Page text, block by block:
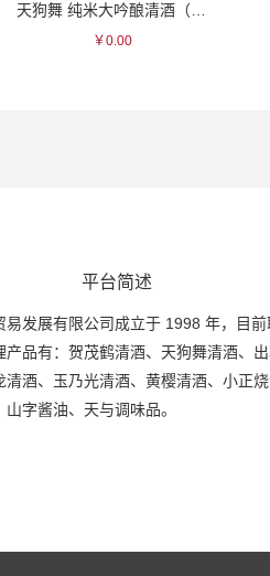
天狗舞 纯米大吟酿清酒（盒）
￥0.00
平台简述
易发展有限公司成立于 1998 年，目
产品有：贺茂鹤清酒、天狗舞清酒、
清酒、玉乃光清酒、黄樱清酒、小正烧
山字酱油、天与调味品。